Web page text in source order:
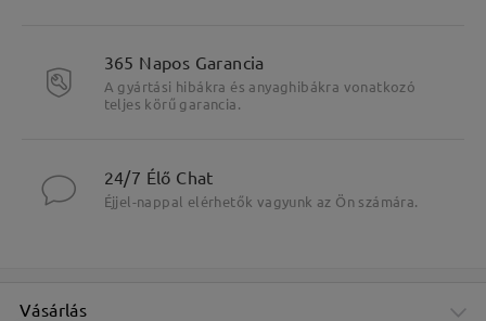
365 Napos Garancia
A gyártási hibákra és anyaghibákra vonatkozó
teljes körű garancia.
24/7 Élő Chat
Éjjel-nappal elérhetők vagyunk az Ön számára.
Vásárlás